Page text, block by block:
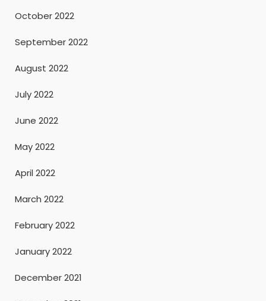
October 2022
September 2022
August 2022
July 2022
June 2022
May 2022
April 2022
March 2022
February 2022
January 2022
December 2021